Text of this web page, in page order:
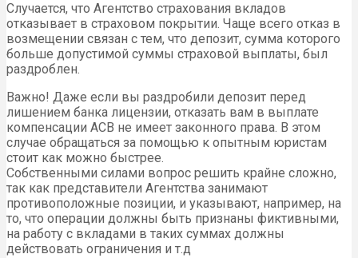
Случается, что Агентство страхования вкладов
отказывает в страховом покрытии. Чаще всего отказ в
возмещении связан с тем, что депозит, сумма которого
больше допустимой суммы страховой выплаты, был
раздроблен.
Важно! Даже если вы раздробили депозит перед
лишением банка лицензии, отказать вам в выплате
компенсации АСВ не имеет законного права. В этом
случае обращаться за помощью к опытным юристам
стоит как можно быстрее.
Собственными силами вопрос решить крайне сложно,
так как представители Агентства занимают
противоположные позиции, и указывают, например, на
то, что операции должны быть признаны фиктивными,
на работу с вкладами в таких суммах должны
действовать ограничения и т.д